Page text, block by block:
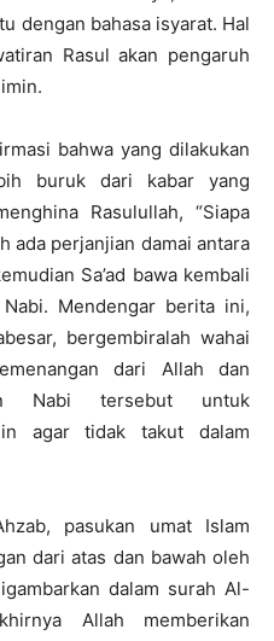
dengan bahasa isyarat. Hal
Rasul akan pengaruh
bahwa yang dilakukan
buruk dari kabar yang
Rasulullah, “Siapa
ada perjanjian damai antara
Sa’ad bawa kembali
Mendengar berita ini,
bergembiralah wahai
dari Allah dan
Nabi tersebut untuk
agar tidak takut dalam
pasukan umat Islam
dari atas dan bawah oleh
dalam surah Al-
Allah memberikan